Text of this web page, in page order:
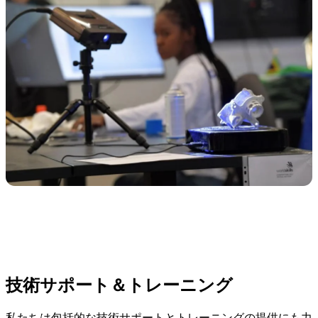
技術サポート＆トレーニング